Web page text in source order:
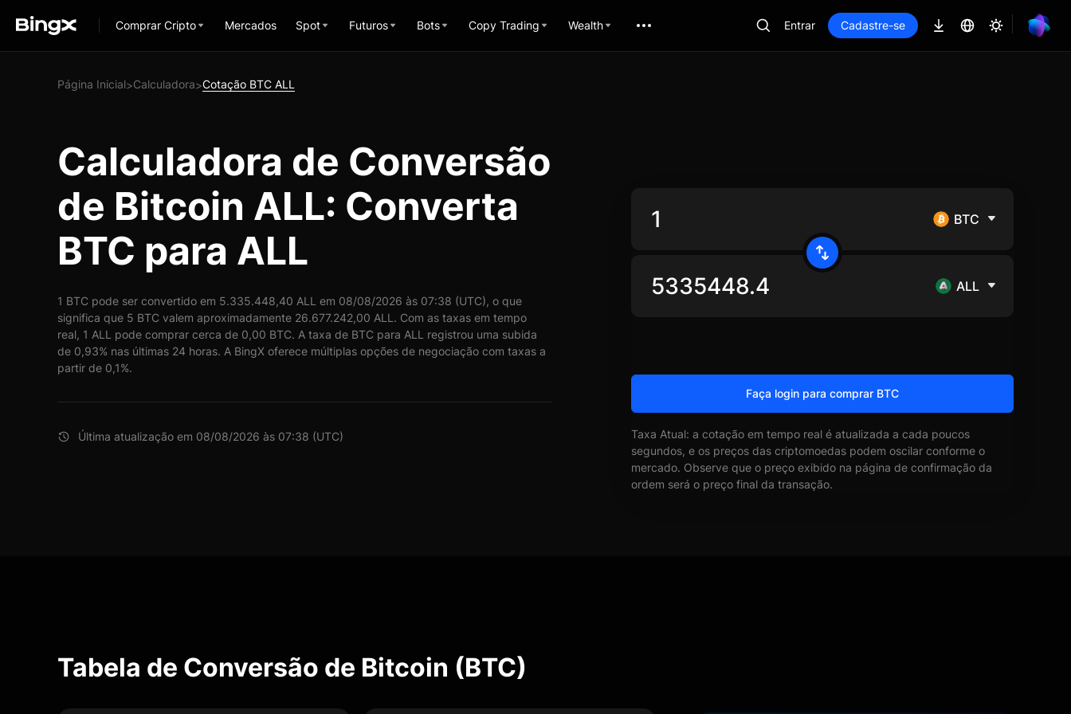
Comprar Cripto Mercados Spot Futuros Bots Copy Trading Wealth Entrar Cadastre-se
Página Inicial>Calculadora>Cotação BTC ALL
Calculadora de Conversão
de Bitcoin ALL: Converta
BTC para ALL
1 BTC pode ser convertido em 5.335.448,40 ALL em 08/08/2026 às 07:38 (UTC), o que
significa que 5 BTC valem aproximadamente 26.677.242,00 ALL. Com as taxas em tempo
real, 1 ALL pode comprar cerca de 0,00 BTC. A taxa de BTC para ALL registrou uma subida
de 0,93% nas últimas 24 horas. A BingX oferece múltiplas opções de negociação com taxas a
partir de 0,1%.
Última atualização em 08/08/2026 às 07:38 (UTC)
BTC
ALL
Faça login para comprar BTC
Taxa Atual: a cotação em tempo real é atualizada a cada poucos
segundos, e os preços das criptomoedas podem oscilar conforme o
mercado. Observe que o preço exibido na página de confirmação da
ordem será o preço final da transação.
Tabela de Conversão de Bitcoin (BTC)